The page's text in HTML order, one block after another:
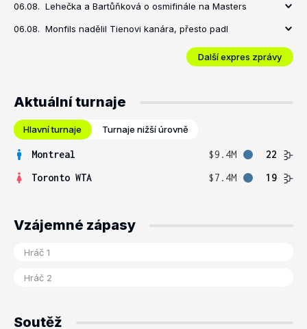
06.08. Lehečka a Bartůňková o osmifinále na Masters
06.08. Monfils nadělil Tienovi kanára, přesto padl
Další expres zprávy
Aktuální turnaje
Hlavní turnaje Turnaje nižší úrovně
Montreal $9.4M
22
Toronto WTA
$7.4M 19
Vzájemné zápasy
Soutěž